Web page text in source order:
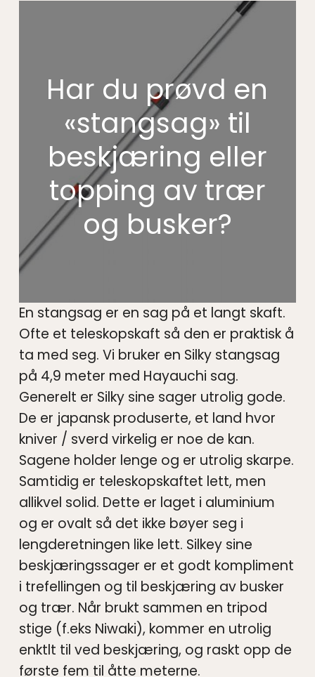
Har du prøvd en
«stangsag» til
beskjæring eller
topping av trær
og busker?
En stangsag er en sag på et langt skaft.
Ofte et teleskopskaft så den er praktisk å
ta med seg. Vi bruker en Silky stangsag
på 4,9 meter med Hayauchi sag.
Generelt er Silky sine sager utrolig gode.
De er japansk produserte, et land hvor
kniver / sverd virkelig er noe de kan.
Sagene holder lenge og er utrolig skarpe.
Samtidig er teleskopskaftet lett, men
allikvel solid. Dette er laget i aluminium
og er ovalt så det ikke bøyer seg i
lengderetningen like lett. Silkey sine
beskjæringssager er et godt kompliment
i trefellingen og til beskjæring av busker
og trær. Når brukt sammen en tripod
stige (f.eks Niwaki), kommer en utrolig
enktlt til ved beskjæring, og raskt opp de
første fem til åtte meterne.